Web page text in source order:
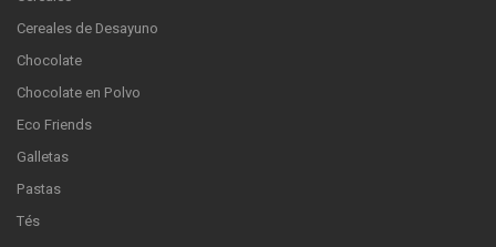
Cereales de Desayuno
Chocolate
Chocolate en Polvo
Eco Friends
Galletas
Pastas
Tés